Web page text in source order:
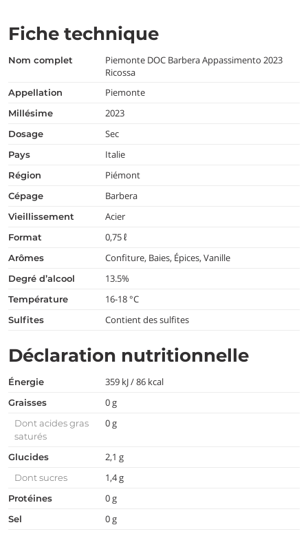
Fiche technique
nom complet
Piemonte DOC Barbera Appassimento 2023
Ricossa
appellation Piemonte
millésime 2023
dosage Sec
pays Italie
région Piémont
cépage Barbera
vieillissement Acier
format 0,75 ℓ
arômes Confiture, Baies, Épices, Vanille
degré d’alcool 13.5%
température 16-18 °C
Sulfites Contient des sulfites
Déclaration nutritionnelle
Énergie 359 kJ / 86 kcal
Graisses 0 g
Dont acides gras
saturés
0 g
Glucides 2,1 g
Dont sucres 1,4 g
Protéines 0 g
Sel 0 g